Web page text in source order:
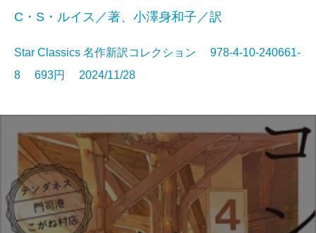
C・S・ルイス／著、小澤身和子／訳
Star Classics 名作新訳コレクション 978-4-10-240661-
8 693円 2024/11/28